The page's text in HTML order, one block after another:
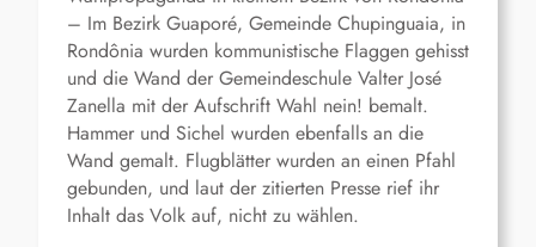
– Im Bezirk Guaporé, Gemeinde Chupinguaia, in
Rondônia wurden kommunistische Flaggen gehisst
und die Wand der Gemeindeschule Valter José
Zanella mit der Aufschrift Wahl nein! bemalt.
Hammer und Sichel wurden ebenfalls an die
Wand gemalt. Flugblätter wurden an einen Pfahl
gebunden, und laut der zitierten Presse rief ihr
Inhalt das Volk auf, nicht zu wählen.